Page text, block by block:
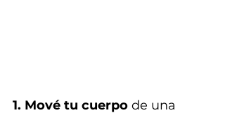
1. Mové tu cuerpo de una